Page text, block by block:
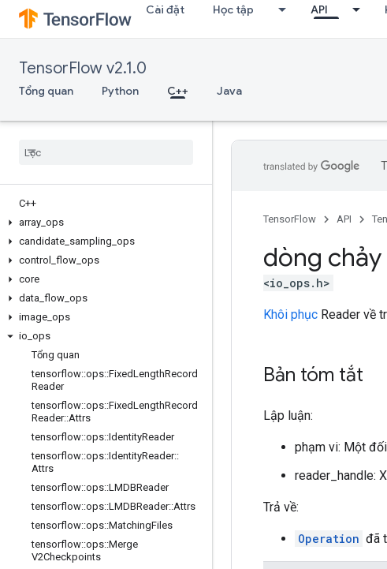
Cài đặt Học tập API
TensorFlow v2.1.0
Tổng quan Python C++ Java
C++
array ops
candidate sampling ops
control
flow ops
core
data flow ops
image ops
io ops
Tổng quan
tensorflow::ops::FixedLengthRecord
Reader
tensorflow::ops::FixedLengthRecord
Reader::Attrs
tensorflow::ops::IdentityReader
tensorflow::ops::IdentityReader::
Attrs
tensorflow::ops::LMDBReader
tensorflow::ops::LMDBReader::Attrs
tensorflow::ops::MatchingFiles
tensorflow::ops::Merge
V2Checkpoints
TensorFlow API
dòng chảy
<io_ops.h>
Khôi phục Reader về
Bản tóm tắt
Lập luận:
phạm vi: Một
reader_handle:
Trả về:
Operation đã